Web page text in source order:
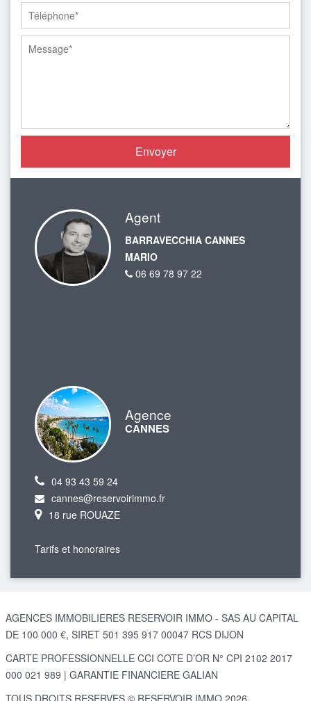
Agent
BARRAVECCHIA CANNES
MARIO
06 69 78 97 22
Agence
CANNES
04 93 43 59 24
cannes@reservoirimmo.fr
18 rue ROUAZE
Tarifs et honoraires
AGENCES IMMOBILIERES RESERVOIR IMMO - SAS AU CAPITAL
DE 100 000 €, SIRET 501 395 917 00047 RCS DIJON
CARTE PROFESSIONNELLE CCI COTE D’OR N° CPI 2102 2017
000 021 989 | GARANTIE FINANCIERE GALIAN
TOUS DROITS RESERVES © RESERVOIR IMMO 2026